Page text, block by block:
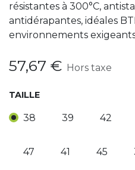
résistantes à 300°C,
antidérapantes, idéales
environnements
57,67 € Hors taxe
TAILLE
38 39 42
47 41 45